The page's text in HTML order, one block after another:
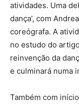
atividades. Uma
dança’, com
coreógrafa. A
no estudo do
reinvenção da
e culminará numa
Também com